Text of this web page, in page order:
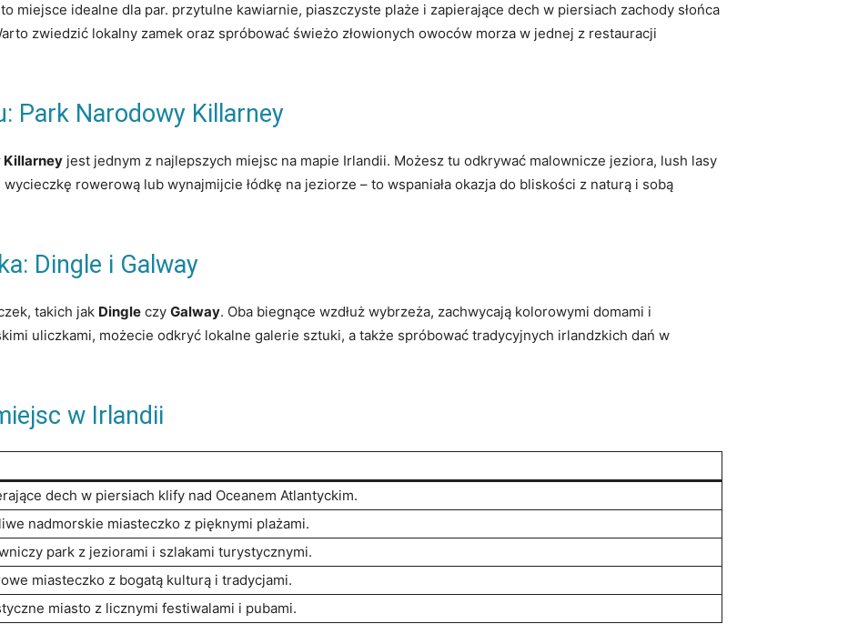
to miejsce idealne dla⁤ par. przytulne ⁢kawiarnie, piaszczyste plaże i zapierające dech w piersiach zachody słońca
zwiedzić lokalny zamek oraz spróbować świeżo złowionych owoców‍ morza w jednej z restauracji
Park Narodowy Killarney
Killarney jest jednym z najlepszych miejsc na mapie Irlandii. Możesz tu odkrywać⁤ malownicze ⁣jeziora, lush lasy
rowerową lub wynajmijcie łódkę na jeziorze – to wspaniała okazja do bliskości ⁣z naturą i⁢ sobą
Dingle i Galway
takich jak Dingle czy Galway. Oba biegnące wzdłuż wybrzeża, zachwycają kolorowymi domami i
uliczkami, możecie ⁤odkryć lokalne galerie sztuki, a także spróbować tradycyjnych irlandzkich dań w
w ⁣Irlandii
dech w‌ piersiach klify nad Oceanem Atlantyckim.
nadmorskie miasteczko⁣ z pięknymi plażami.
park z jeziorami i szlakami turystycznymi.
miasteczko z bogatą kulturą i tradycjami.
miasto z licznymi festiwalami i pubami.